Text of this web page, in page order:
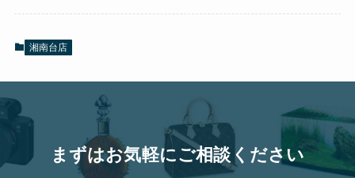
湘南台店
まずはお気軽にご相談ください